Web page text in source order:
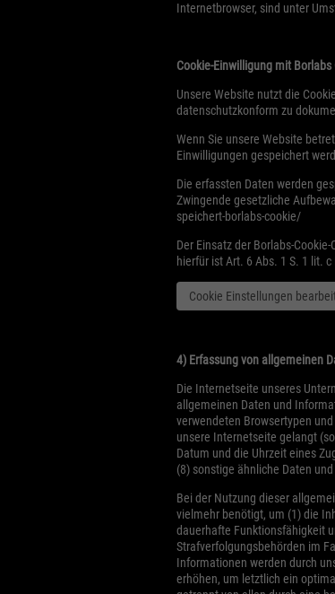
Internetbrowser, sind unter
Cookie-Einwilligung mit Borlabs
Unsere Website nutzt die
datenschutzkonform zu
Wenn Sie unsere Website
Einwilligungen gespeichert
Die erfassten Daten werden
Zwingende gesetzliche
speichert-borlabs-cookie/
Der Einsatz der Borlabs-
hierfür ist Art. 6 Abs. 1 S. 1 lit. c
Cookie Einstellungen
4) Erfassung von allgemeinen
Die Internetseite unseres
allgemeinen Daten und
verwendeten Browsertypen
unsere Internetseite gelangt
Datum und die Uhrzeit eines
(8) sonstige ähnliche Daten
Bei der Nutzung dieser
vielmehr benötigt, um (1) die
dauerhafte Funktionsfähigkeit
Strafverfolgungsbehörden im
Informationen werden durch
erhöhen, um letztlich ein